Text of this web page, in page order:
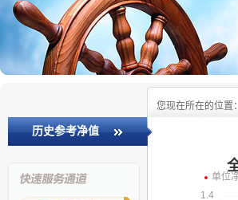
您现在所在的位置：
历史参考净值